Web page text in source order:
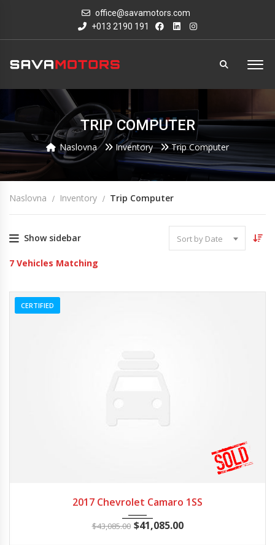
office@savamotors.com
+013 2190 191
TRIP COMPUTER
Naslovna Inventory Trip Computer
Naslovna Inventory Trip Computer
Show sidebar Sort by Date
7 Vehicles Matching
CERTIFIED
2017 Chevrolet Camaro 1SS
$43,085.00 $41,085.00